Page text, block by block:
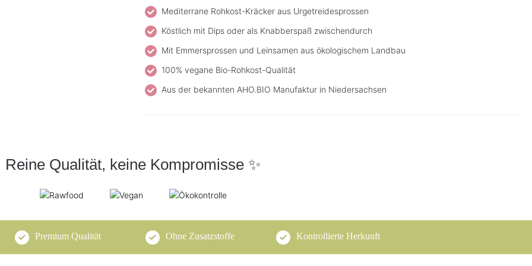
Mediterrane Rohkost-Kräcker aus Urgetreidesprossen
Köstlich mit Dips oder als Knabberspaß zwischendurch
Mit Emmersprossen und Leinsamen aus ökologischem Landbau
100% vegane Bio-Rohkost-Qualität
Aus der bekannten AHO.BIO Manufaktur in Niedersachsen
Reine Qualität, keine Kompromisse ✨
Premium Qualität Ohne Zusatzstoffe Kontrollierte Herkunft